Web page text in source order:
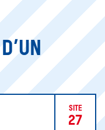
SITE
27